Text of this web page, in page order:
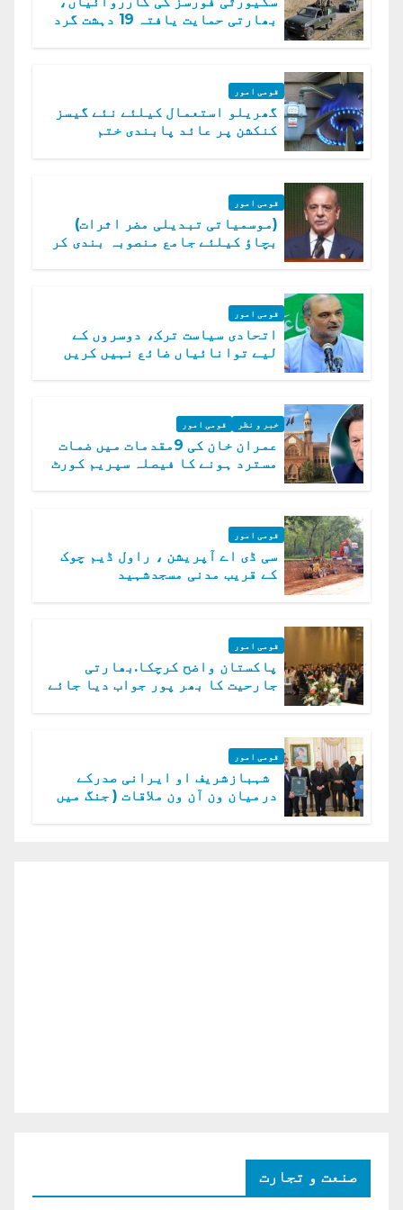
بھارتی حمایت یافتہ 19 دہشت گرد
قومی امور
گھریلو استعمال کیلئے نئے گیسز
کنکشن پر عائد پابندی ختم
قومی امور
(موسمیاتی تبدیلی مضر اثرات)
بچاؤ کیلئے جامع منصوبہ بندی کر
قومی امور
اتحادی سیاست ترک، دوسروں کے
لیے توانائیاں ضائع نہیں کریں
خبر و نظر قومی امور
عمران خان کی 9مقدمات میں ضمات
مسترد ہونے کا فیصلہ سپریم کورٹ
قومی امور
سی ڈی اے آپریشن ، راول ڈیم چوک
کے قریب مدنی مسجدشہید
قومی امور
پاکستان واضح کرچکا.بھارتی
جارحیت کا بھر پور جواب دیا جائے
قومی امور
شہبازشریف او ایرانی صدرکے
درمیان ون آن ون ملاقات ( جنگ میں
صنعت و تجارت